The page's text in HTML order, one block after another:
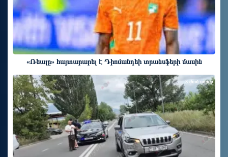
«Ռեալը» հայտարարել է Դիոմանդեի տրանսֆերի մասին
3 ժամ առաջ